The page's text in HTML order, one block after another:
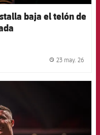
baja el telón de
23 may. 26